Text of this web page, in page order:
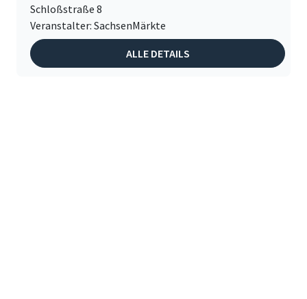
Schloßstraße 8
Veranstalter: SachsenMärkte
ALLE DETAILS